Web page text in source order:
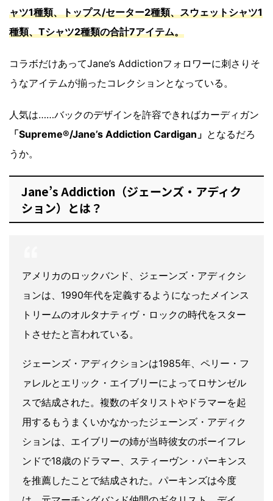
ャツ1種類、トップス/セーター2種類、スウェットシャツ1
種類、Tシャツ2種類の合計7アイテム。
コラボだけあってJane’s Addictionフォロワーに刺さりそ
うなアイテムが揃ったコレクションとなっている。
人気は……バックのデザインを許容できればカーディガン
「Supreme®/Jane’s Addiction Cardigan」 となるだろ
うか。
Jane’s Addiction（ジェーンズ・アディク
ション）とは？
アメリカのロックバンド、ジェーンズ・アディクシ
ョンは、1990年代を定義するようになったメインス
トリームのオルタナティヴ・ロックの時代をスター
トさせたと言われている。
ジェーンズ・アディクションは1985年、ペリー・フ
ァレルとエリック・エイブリーによってロサンゼル
スで結成された。複数のギタリストやドラマーを起
用するもうまくいかなかったジェーンズ・アディク
ションは、エイブリーの姉が当時彼女のボーイフレ
ンドで18歳のドラマー、スティーヴン・パーキンス
を推薦したことで結成された。パーキンズは今度